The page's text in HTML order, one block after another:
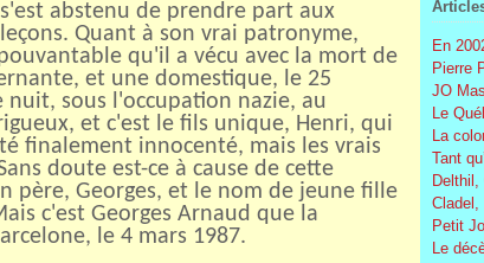
abstenu de prendre part aux
Quant à son vrai patronyme,
qu'il a vécu avec la mort de
et une domestique, le 25
nuit, sous l'occupation nazie, au
et c'est le fils unique, Henri, qui
finalement innocenté, mais les vrais
doute est-ce à cause de cette
père, Georges, et le nom de jeune fille
c'est Georges Arnaud que la
le 4 mars 1987.
En
Pierre
JO
Le
La
Tant
Cladel,
Petit
Le